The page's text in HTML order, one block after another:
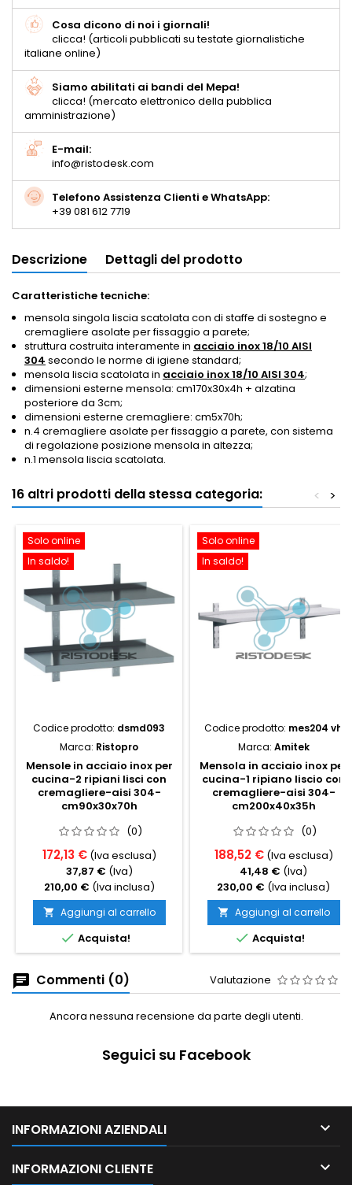
Cosa dicono di noi i giornali!
clicca! (articoli pubblicati su testate giornalistiche
italiane online)
Siamo abilitati ai bandi del Mepa!
clicca! (mercato elettronico della pubblica
amministrazione)
E-mail:
info@ristodesk.com
Telefono Assistenza Clienti e WhatsApp:
+39 081 612 7719
Descrizione Dettagli del prodotto
Caratteristiche tecniche:
mensola singola liscia scatolata con di staffe di sostegno e
cremagliere asolate per fissaggio a parete;
struttura costruita interamente in acciaio inox 18/10 AISI
304 secondo le norme di igiene standard;
mensola liscia scatolata in acciaio inox 18/10 AISI 304;
dimensioni esterne mensola: cm170x30x4h + alzatina
posteriore da 3cm;
dimensioni esterne cremagliere: cm5x70h;
n.4 cremagliere asolate per fissaggio a parete, con sistema
di regolazione posizione mensola in altezza;
n.1 mensola liscia scatolata.
16 altri prodotti della stessa categoria: >
<
Solo online
In saldo!
Codice prodotto: dsmd093
Marca: Ristopro
Mensole in acciaio inox per
cucina-2 ripiani lisci con
cremagliere-aisi 304-
cm90x30x70h
(0)
172,13 € (Iva esclusa)
37,87 € (Iva)
210,00 € (Iva inclusa)
 Aggiungi al carrello
 Acquista!
Solo online
In saldo!
Codice prodotto: mes204 vh
Marca: Amitek
Mensola in acciaio inox per
cucina-1 ripiano liscio con
cremagliere-aisi 304-
cm200x40x35h
(0)
188,52 € (Iva esclusa)
41,48 € (Iva)
230,00 € (Iva inclusa)
 Aggiungi al carrello
 Acquista!
Commenti (0) Valutazione
Ancora nessuna recensione da parte degli utenti.
Seguici su Facebook
INFORMAZIONI AZIENDALI 
INFORMAZIONI CLIENTE 